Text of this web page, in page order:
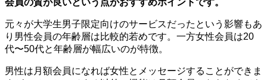
会員の質が良いという点がおすすめポイントです。
元々が大学生男子限定向けのサービスだったという影響もあ
り男性会員の年齢層は比較的若めです。一方女性会員は20
代〜50代と年齢層が幅広いのが特徴。
男性は月額会員になれば女性とメッセージすることができま